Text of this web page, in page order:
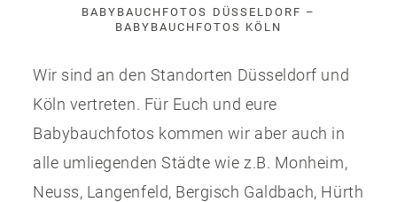
BABYBAUCHFOTOS DÜSSELDORF –
BABYBAUCHFOTOS KÖLN
Wir sind an den Standorten Düsseldorf und
Köln vertreten. Für Euch und eure
Babybauchfotos kommen wir aber auch in
alle umliegenden Städte wie z.B. Monheim,
Neuss, Langenfeld, Bergisch Galdbach, Hürth